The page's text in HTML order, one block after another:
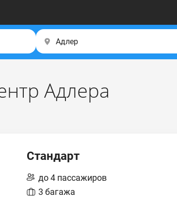
Адлера
Стандарт
до 4 пассажиров
3 багажа